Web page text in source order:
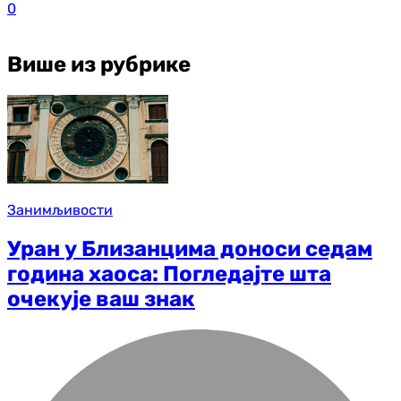
0
Више из рубрике
Занимљивости
Уран у Близанцима доноси седам
година хаоса: Погледајте шта
очекује ваш знак